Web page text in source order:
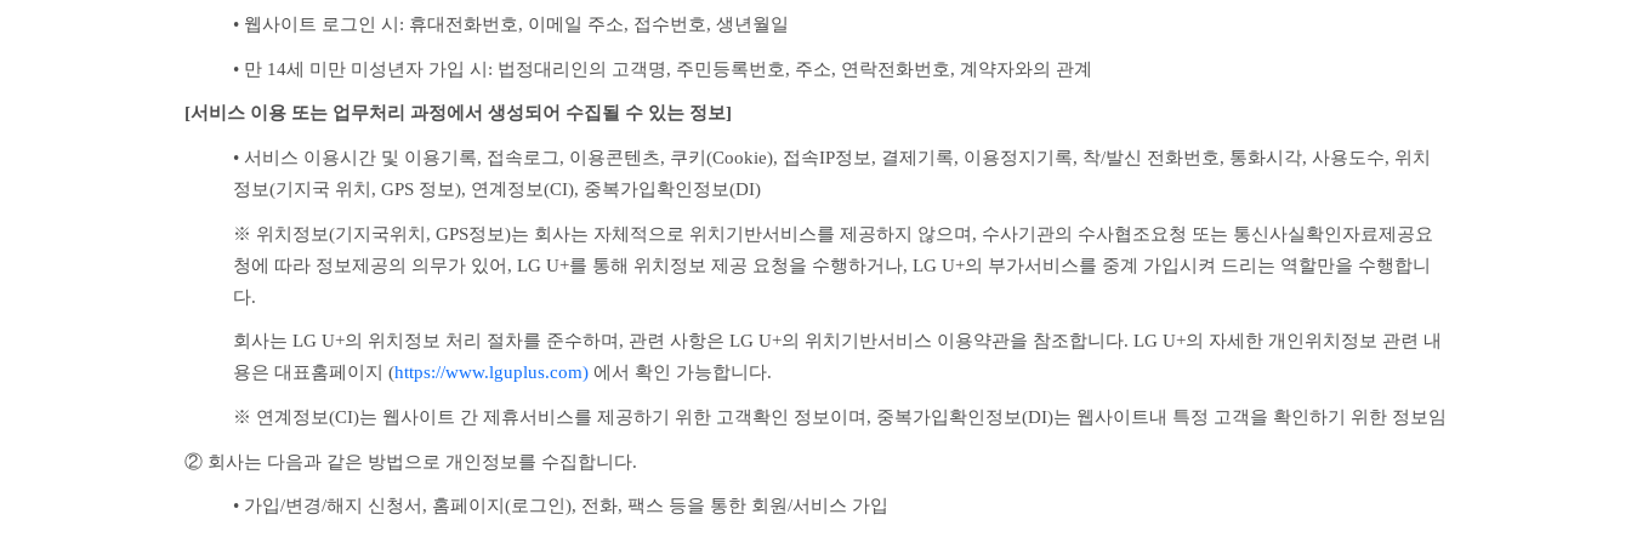
• 웹사이트 로그인 시: 휴대전화번호, 이메일 주소, 접수번호, 생년월일
• 만 14세 미만 미성년자 가입 시: 법정대리인의 고객명, 주민등록번호, 주소, 연락전화번호, 계약자와의 관계
[서비스 이용 또는 업무처리 과정에서 생성되어 수집될 수 있는 정보]
• 서비스 이용시간 및 이용기록, 접속로그, 이용콘텐츠, 쿠키(Cookie), 접속IP정보, 결제기록, 이용정지기록, 착/발신 전화번호, 통화시각, 사용도수, 위치
정보(기지국 위치, GPS 정보), 연계정보(CI), 중복가입확인정보(DI)
※ 위치정보(기지국위치, GPS정보)는 회사는 자체적으로 위치기반서비스를 제공하지 않으며, 수사기관의 수사협조요청 또는 통신사실확인자료제공요
청에 따라 정보제공의 의무가 있어, LG U+를 통해 위치정보 제공 요청을 수행하거나, LG U+의 부가서비스를 중계 가입시켜 드리는 역할만을 수행합니
다.
회사는 LG U+의 위치정보 처리 절차를 준수하며, 관련 사항은 LG U+의 위치기반서비스 이용약관을 참조합니다. LG U+의 자세한 개인위치정보 관련 내
용은 대표홈페이지 (https://www.lguplus.com) 에서 확인 가능합니다.
※ 연계정보(CI)는 웹사이트 간 제휴서비스를 제공하기 위한 고객확인 정보이며, 중복가입확인정보(DI)는 웹사이트내 특정 고객을 확인하기 위한 정보임
② 회사는 다음과 같은 방법으로 개인정보를 수집합니다.
• 가입/변경/해지 신청서, 홈페이지(로그인), 전화, 팩스 등을 통한 회원/서비스 가입